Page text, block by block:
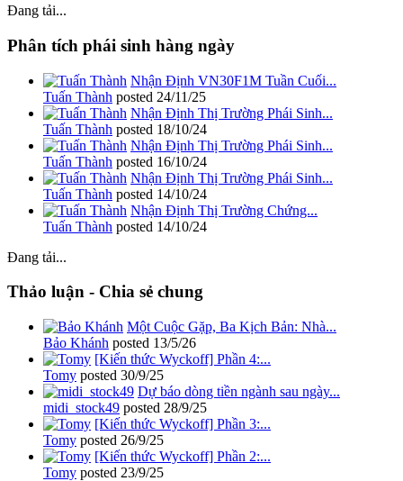
Đang tải...
Phân tích phái sinh hàng ngày
Nhận Định VN30F1M Tuần Cuối...
Tuấn Thành posted 24/11/25
Nhận Định Thị Trường Phái Sinh...
Tuấn Thành posted 18/10/24
Nhận Định Thị Trường Phái Sinh...
Tuấn Thành posted 16/10/24
Nhận Định Thị Trường Phái Sinh...
Tuấn Thành posted 14/10/24
Nhận Định Thị Trường Chứng...
Tuấn Thành posted 14/10/24
Đang tải...
Thảo luận - Chia sẻ chung
Một Cuộc Gặp, Ba Kịch Bản: Nhà...
Bảo Khánh posted 13/5/26
[Kiến thức Wyckoff] Phần 4:...
Tomy posted 30/9/25
Dự báo dòng tiền ngành sau ngày...
midi_stock49 posted 28/9/25
[Kiến thức Wyckoff] Phần 3:...
Tomy posted 26/9/25
[Kiến thức Wyckoff] Phần 2:...
Tomy posted 23/9/25